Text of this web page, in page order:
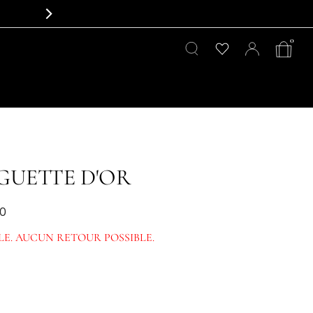
0
D'OR
AUCUN RETOUR POSSIBLE.